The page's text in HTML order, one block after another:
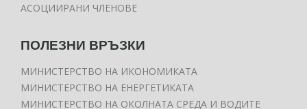
АСОЦИИРАНИ ЧЛЕНОВЕ
ПОЛЕЗНИ ВРЪЗКИ
МИНИСТЕРСТВО НА ИКОНОМИКАТА
МИНИСТЕРСТВО НА ЕНЕРГЕТИКАТА
МИНИСТЕРСТВО НА ОКОЛНАТА СРЕДА И ВОДИТЕ